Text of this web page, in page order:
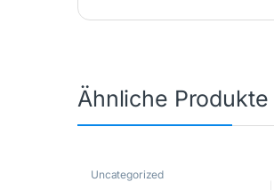
Ähnliche Produkte
Uncategorized